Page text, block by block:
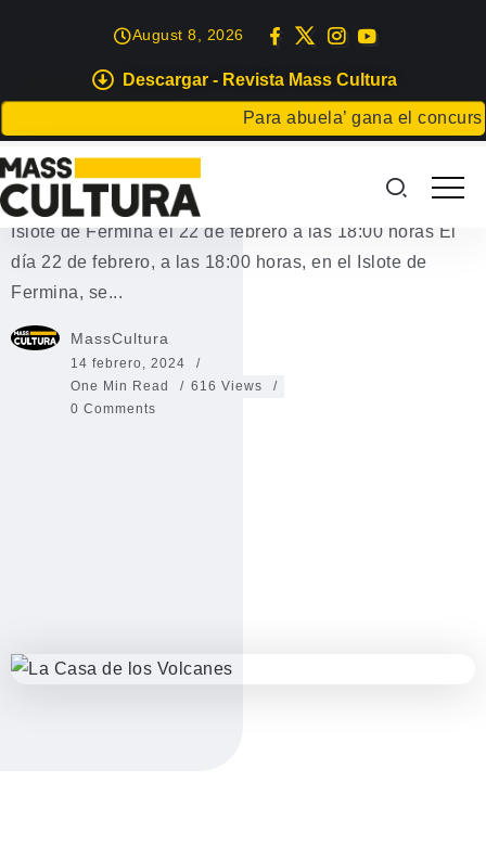
Descargar - Revista Mass Cultura
Para abuela’ gana el concurso
August 8, 2026
EVENTOS LETRAS
La Casa de los Volcanes
Presentación del libro ‘La Casa de los Volcanes’ en el
Islote de Fermina el 22 de febrero a las 18:00 horas El
día 22 de febrero, a las 18:00 horas, en el Islote de
Fermina, se...
MassCultura
14 febrero, 2024
One Min Read
616 Views
0 Comments